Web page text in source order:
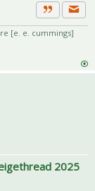
Zitat
[e. e. cummings]
2025